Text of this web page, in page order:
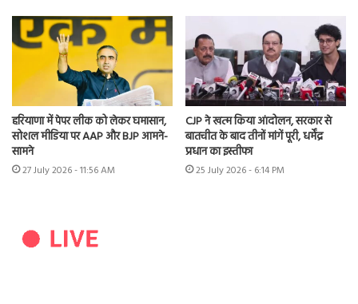
हरियाणा में पेपर लीक को लेकर घमासान,
सोशल मीडिया पर AAP और BJP आमने-
सामने
27 July 2026 - 11:56 AM
CJP ने खत्म किया आंदोलन, सरकार से
बातचीत के बाद तीनों मांगें पूरी, धर्मेंद्र
प्रधान का इस्तीफा
25 July 2026 - 6:14 PM